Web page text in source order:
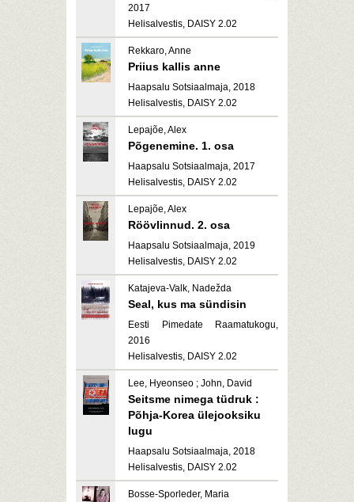
2017
Helisalvestis, DAISY 2.02
Rekkaro, Anne
Priius kallis anne
Haapsalu Sotsiaalmaja, 2018
Helisalvestis, DAISY 2.02
Lepajõe, Alex
Põgenemine. 1. osa
Haapsalu Sotsiaalmaja, 2017
Helisalvestis, DAISY 2.02
Lepajõe, Alex
Röövlinnud. 2. osa
Haapsalu Sotsiaalmaja, 2019
Helisalvestis, DAISY 2.02
Katajeva-Valk, Nadežda
Seal, kus ma sündisin
Eesti Pimedate Raamatukogu,
2016
Helisalvestis, DAISY 2.02
Lee, Hyeonseo ; John, David
Seitsme nimega tüdruk :
Põhja-Korea ülejooksiku
lugu
Haapsalu Sotsiaalmaja, 2018
Helisalvestis, DAISY 2.02
Bosse-Sporleder, Maria